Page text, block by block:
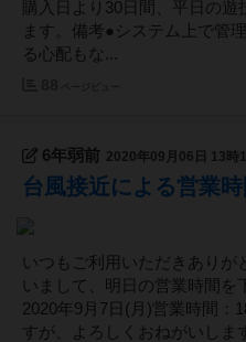
購入日より30日間、平日の遊
ます。備考●システム上で管
る心配もな...
6年弱前 2020年09月06日 13時
台風接近による営業
いつもご利用いただきありが
いまして、明日の営業時間を
2020年9月7日(月)営業時間：
すが、よろしくおねがいしま